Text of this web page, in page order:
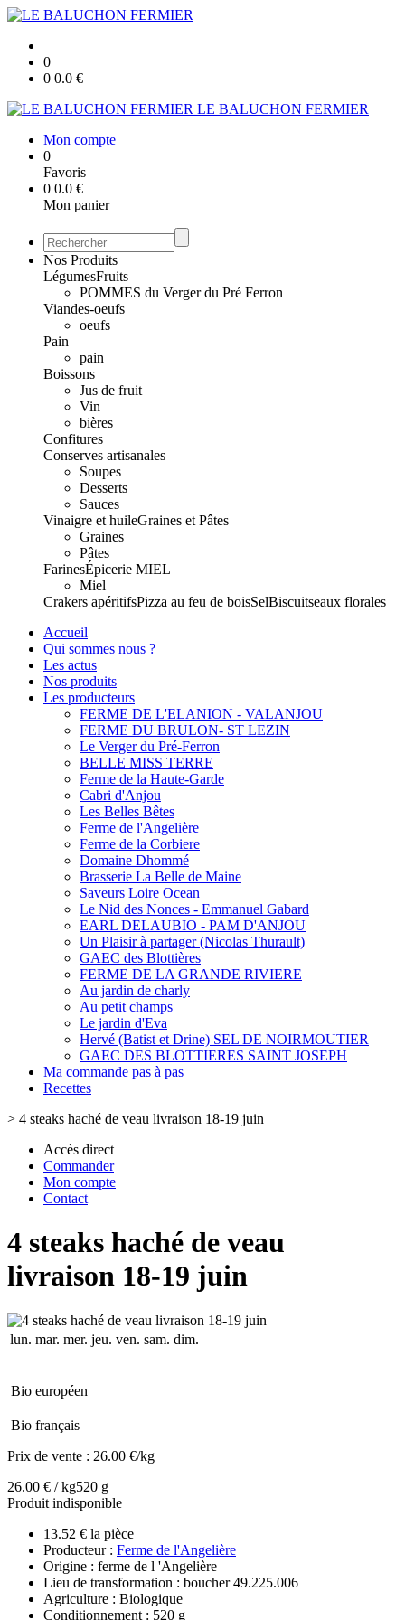
0
0 0.0 €
LE BALUCHON FERMIER
Mon compte
0
Favoris
0 0.0 €
Mon panier
Nos Produits
LégumesFruits
POMMES du Verger du Pré Ferron
Viandes-oeufs
oeufs
Pain
pain
Boissons
Jus de fruit
Vin
bières
Confitures
Conserves artisanales
Soupes
Desserts
Sauces
Vinaigre et huileGraines et Pâtes
Graines
Pâtes
FarinesÉpicerie MIEL
Miel
Crakers apéritifsPizza au feu de boisSelBiscuitseaux florales
Accueil
Qui sommes nous ?
Les actus
Nos produits
Les producteurs
FERME DE L'ELANION - VALANJOU
FERME DU BRULON- ST LEZIN
Le Verger du Pré-Ferron
BELLE MISS TERRE
Ferme de la Haute-Garde
Cabri d'Anjou
Les Belles Bêtes
Ferme de l'Angelière
Ferme de la Corbiere
Domaine Dhommé
Brasserie La Belle de Maine
Saveurs Loire Ocean
Le Nid des Nonces - Emmanuel Gabard
EARL DELAUBIO - PAM D'ANJOU
Un Plaisir à partager (Nicolas Thurault)
GAEC des Blottières
FERME DE LA GRANDE RIVIERE
Au jardin de charly
Au petit champs
Le jardin d'Eva
Hervé (Batist et Drine) SEL DE NOIRMOUTIER
GAEC DES BLOTTIERES SAINT JOSEPH
Ma commande pas à pas
Recettes
> 4 steaks haché de veau livraison 18-19 juin
Accès direct
Commander
Mon compte
Contact
4 steaks haché de veau
livraison 18-19 juin
lun. mar. mer. jeu. ven. sam. dim.
Bio européen
Bio français
Prix de vente : 26.00 €/kg
26.00 € / kg520 g
Produit indisponible
13.52 € la pièce
Producteur : Ferme de l'Angelière
Origine : ferme de l 'Angelière
Lieu de transformation : boucher 49.225.006
Agriculture : Biologique
Conditionnement : 520 g